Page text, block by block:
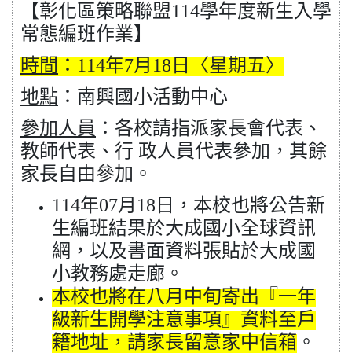
【彰化區策略聯盟114學年度新生入學
常態編班作業】
時間 ：114年7月18日〈星期五〉
地點 ：南興國小活動中心
參加人員 ：各校請指派家長會代表、
教師代表、行 政人員代表參加，其餘
家長自由參加。
114年07月18日，本校也將公告新
生編班結果於大成國小全球資訊
網，以及書面資料張貼於大成國
小教務處走廊。
本校也將在八月中旬寄出『一年
級新生開學注意事項』資料至戶
籍地址，請家長留意家中信箱 。